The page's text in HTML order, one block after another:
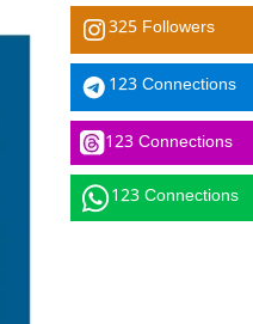
325 Followers
123 Connections
123 Connections
123 Connections